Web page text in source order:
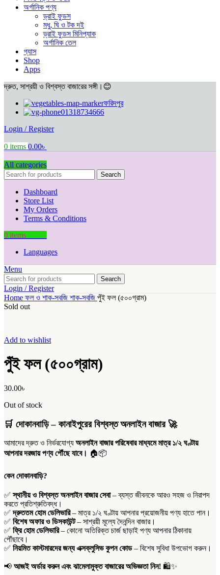
অর্গানিক পণ্য
ড্রাই ফুডস
মধু, ঘি ও টক দই
ড্রাই ফুডস মিনিপ্যাক
অর্গানিক তেল
গ্যাস
Shop
Apps
দ্রুত, সাশ্রয়ী ও বিশ্বস্ত বাজারের সঙ্গী।😊
ফরিদপুর
01318734666
Login / Register
0 items 0.00৳
All categories
Search
Dashboard
Store List
My Orders
Terms & Conditions
0 items
Languages
Menu
Search
Login / Register
Home ফল ও শাক-সবজি শাক-সবজি পুঁই ফল (৫০০গ্রাম)
Sold out
Add to wishlist
পুঁই ফল (৫০০গ্রাম)
30.00৳
Out of stock
🛒 দোকানবাড়ি – কানাইপুরের বিশ্বস্ত অনলাইন বাজার🚀
আমাদের দ্রুত ও নির্ভরযোগ্য অনলাইন বাজার পরিষেবার মাধ্যমে মাত্র ১/২ ঘণ্টায়
আপনার দরজায় পণ্য পৌঁছে যাবে। 🏠📦
কেন দোকানবাড়ি?
✅স্থানীয় ও বিশ্বস্ত অনলাইন বাজার সেবা– ব্যস্ত জীবনকে আরও সহজ ও নিরাপদ
করতে প্রতিশ্রুতিবদ্ধ।
✅দ্রুততম হোম ডেলিভারি– মাত্র ১/২ ঘণ্টায় আপনার প্রয়োজনীয় পণ্য হাতে পান।
✅ বিশেষ অফার ও ডিসকাউন্ট– সাশ্রয়ী মূল্যে দৈনন্দিন বাজার।
✅ ফ্রি হোম ডেলিভারি– কোনো অতিরিক্ত চার্জ ছাড়াই পণ্য আপনার ঠিকানায়
পৌঁছাবে।
✅ নিয়মিত কাস্টমারদের জন্য এক্সক্লুসিভ কুপন কোড– বিশেষ সুবিধা উপভোগ করুন।
📢 আজই অর্ডার করুন এবং ঝামেলামুক্ত বাজারের অভিজ্ঞতা নিন! 🛍️✨